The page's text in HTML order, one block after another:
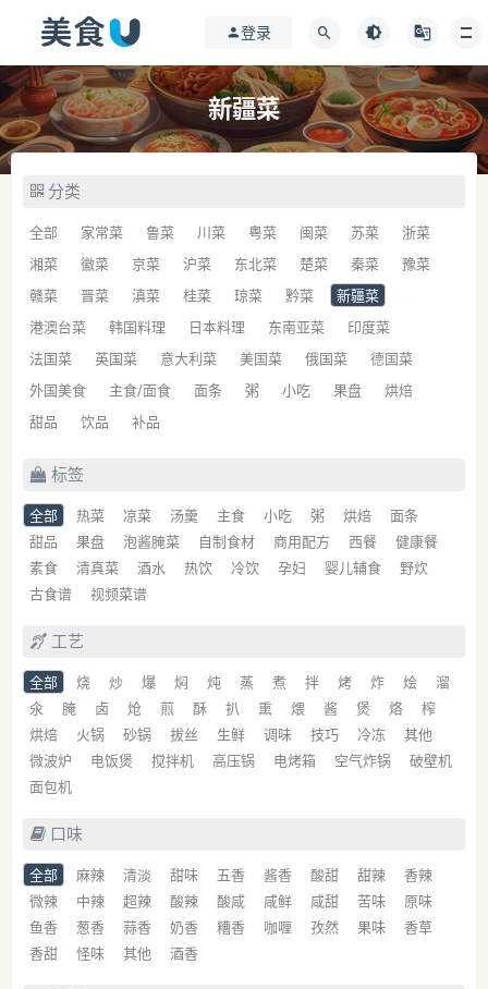
登录
新疆菜
分类
全部 家常菜 鲁菜 川菜 粤菜 闽菜 苏菜
浙菜
湘菜
徽菜 京菜 沪菜 东北菜 楚菜 秦菜
豫菜
赣菜
晋菜 滇菜 桂菜 琼菜 黔菜
新疆菜
港澳台菜
韩国料理 日本料理 东南亚菜
印度菜
法国菜
英国菜 意大利菜 美国菜 俄国菜
德国菜
外国美食
主食/面食 面条 粥 小吃 果盘
烘焙
甜品
饮品 补品
标签
全部 热菜 凉菜 汤羹 主食 小吃 粥 烘焙
面条
甜品
果盘 泡酱腌菜 自制食材 商用配方 西餐
健康餐
素食
清真菜 酒水 热饮 冷饮 孕妇 婴儿辅食
野炊
古食谱
视频菜谱
工艺
全部 烧 炒 爆 焖 炖 蒸 煮 拌 烤 炸 烩
溜
氽
腌 卤 炝 煎 酥 扒 熏 煨 酱 煲 烙
榨
烘焙
火锅 砂锅 拔丝 生鲜 调味 技巧 冷冻
其他
微波炉
电饭煲 搅拌机 高压锅 电烤箱 空气炸锅
破壁机
面包机
口味
全部 麻辣 清淡 甜味 五香 酱香 酸甜 甜辣
香辣
微辣
中辣 超辣 酸辣 酸咸 咸鲜 咸甜 苦味
原味
鱼香
葱香 蒜香 奶香 糟香 咖喱 孜然 果味
香草
香甜
怪味 其他 酒香